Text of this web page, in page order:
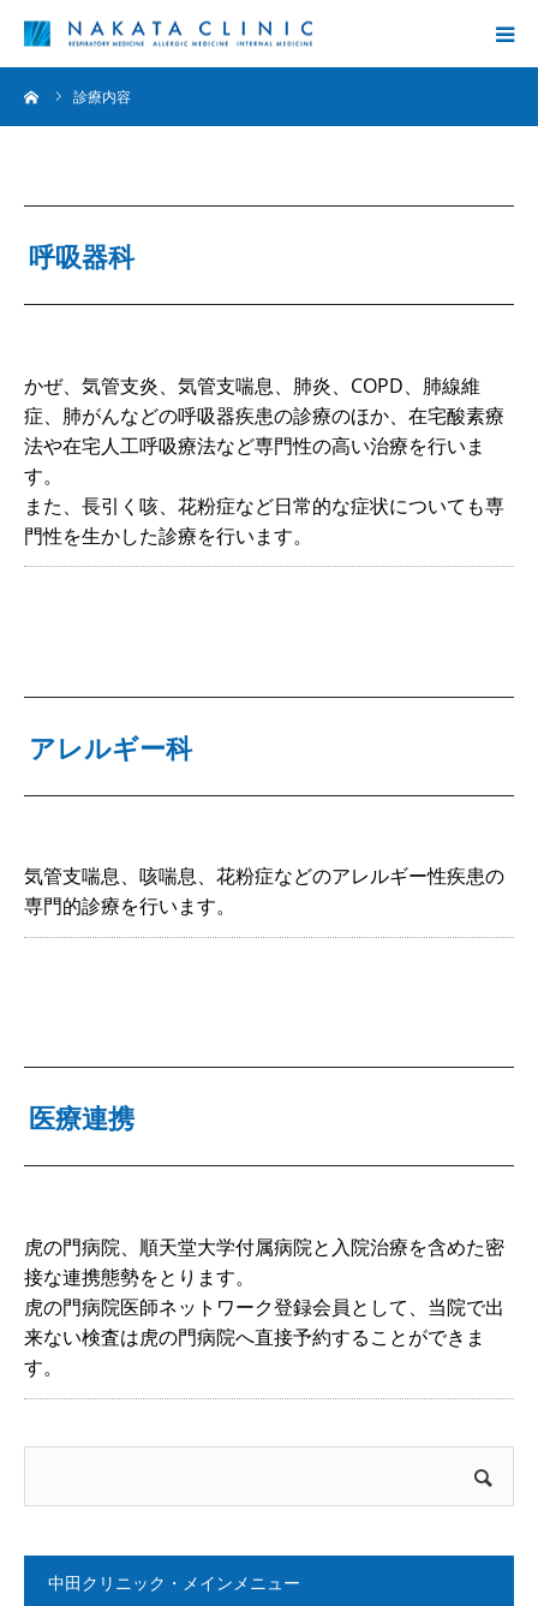
診療内容
呼吸器科
かぜ、気管支炎、気管支喘息、肺炎、COPD、肺線維
症、肺がんなどの呼吸器疾患の診療のほか、在宅酸素療
法や在宅人工呼吸療法など専門性の高い治療を行いま
す。
また、長引く咳、花粉症など日常的な症状についても専
門性を生かした診療を行います。
アレルギー科
気管支喘息、咳喘息、花粉症などのアレルギー性疾患の
専門的診療を行います。
医療連携
虎の門病院、順天堂大学付属病院と入院治療を含めた密
接な連携態勢をとります。
虎の門病院医師ネットワーク登録会員として、当院で出
来ない検査は虎の門病院へ直接予約することができま
す。
中田クリニック・メインメニュー
診療内容
クリニック案内
コラム